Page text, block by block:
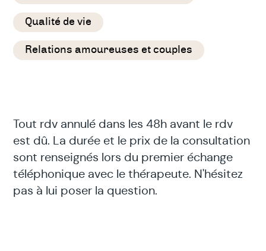
Qualité de vie
Relations amoureuses et couples
Tout rdv annulé dans les 48h avant le rdv
est dû. La durée et le prix de la consultation
sont renseignés lors du premier échange
téléphonique avec le thérapeute. N'hésitez
pas à lui poser la question.